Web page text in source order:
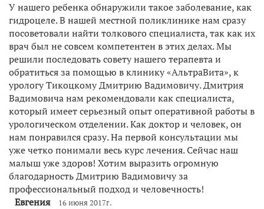
У нашего ребенка обнаружили такое заболевание, как
гидроцеле. В нашей местной поликлинике нам сразу
посоветовали найти толкового специалиста, так как их
врач был не совсем компетентен в этих делах. Мы
решили последовать совету нашего терапевта и
обратиться за помощью в клинику «АльтраВита», к
урологу Тикоцкому Дмитрию Вадимовичу. Дмитрия
Вадимовича нам рекомендовали как специалиста,
который имеет серьезный опыт оперативной работы в
урологическом отделении. Как доктор и человек, он
нам понравился сразу. На первой консультации мы
уже четко понимали весь курс лечения. Сейчас наш
малыш уже здоров! Хотим выразить огромную
благодарность Дмитрию Вадимовичу за
профессиональный подход и человечность!
Евгения
16 июня 2017г.